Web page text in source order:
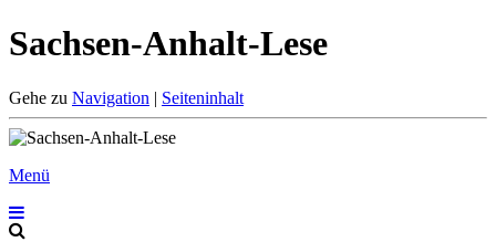
Sachsen-Anhalt-Lese
Gehe zu Navigation | Seiteninhalt
Menü